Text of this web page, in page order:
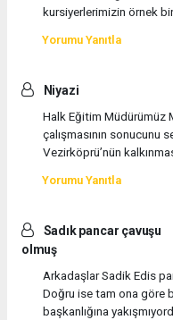
kursiyerlerimizin örnek
Yorumu Yanıtla
Niyazi
Halk Eğitim Müdürümüz
çalışmasının sonucunu
Vezirköprü’nün
Yorumu Yanıtla
Sadık pancar çavuşu
olmuş
Arkadaşlar Sadik Edis
Doğru ise tam ona göre
başkanlığına